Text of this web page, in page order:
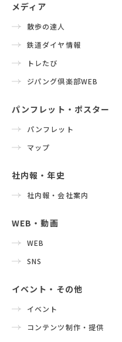
メディア
散歩の達人
鉄道ダイヤ情報
トレたび
ジパング倶楽部WEB
パンフレット・ポスター
パンフレット
マップ
社内報・年史
社内報・会社案内
WEB・動画
WEB
SNS
イベント・その他
イベント
コンテンツ制作・提供